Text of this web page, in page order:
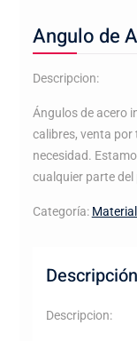
Angulo de
Descripcion:
Ángulos de acero
calibres, venta por
necesidad.
cualquier parte del
Categoría:
Descripción
Descripcion: